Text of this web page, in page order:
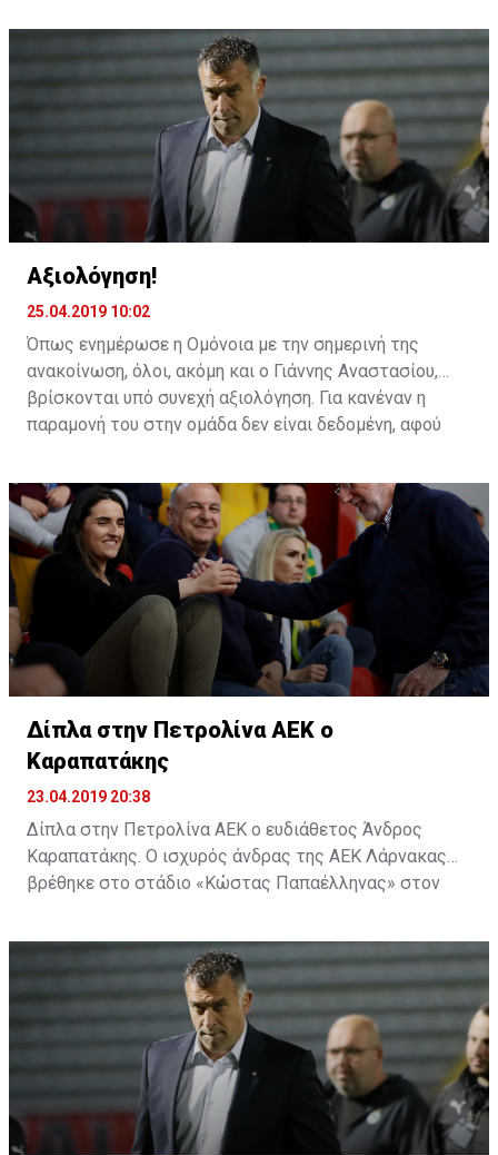
Πρίγιοβιτς.
Αξιολόγηση!
25.04.2019 10:02
Όπως ενημέρωσε η Ομόνοια με την σημερινή της
ανακοίνωση, όλοι, ακόμη και ο Γιάννης Αναστασίου,
βρίσκονται υπό συνεχή αξιολόγηση. Για κανέναν η
παραμονή του στην ομάδα δεν είναι δεδομένη, αφού
Δίπλα στην Πετρολίνα ΑΕΚ ο
Καραπατάκης
23.04.2019 20:38
Δίπλα στην Πετρολίνα ΑΕΚ ο ευδιάθετος Άνδρος
Καραπατάκης. Ο ισχυρός άνδρας της ΑΕΚ Λάρνακας
βρέθηκε στο στάδιο «Κώστας Παπαέλληνας» στον
δεύτερο αγώνα της σειράς της Πετρολίνας ΑΕΚ με τον